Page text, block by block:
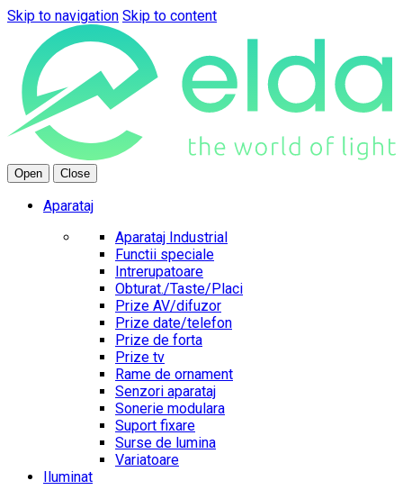
Skip to navigation Skip to content
Open Close
Aparataj
Aparataj Industrial
Functii speciale
Intrerupatoare
Obturat./Taste/Placi
Prize AV/difuzor
Prize date/telefon
Prize de forta
Prize tv
Rame de ornament
Senzori aparataj
Sonerie modulara
Suport fixare
Surse de lumina
Variatoare
Iluminat